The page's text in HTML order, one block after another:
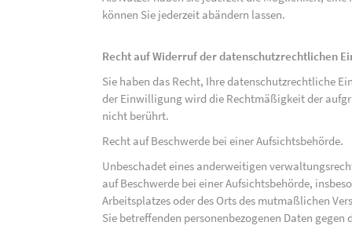
können Sie jederzeit abändern lassen.
Recht auf Widerruf der datenschutzrechtlichen
Sie haben das Recht, Ihre datenschutzrechtliche
der Einwilligung wird die Rechtmäßigkeit der
nicht berührt.
Recht auf Beschwerde bei einer Aufsichtsbehörde.
Unbeschadet eines anderweitigen
auf Beschwerde bei einer Aufsichtsbehörde,
Arbeitsplatzes oder des Orts des mutmaßlichen
Sie betreffenden personenbezogenen Daten gegen